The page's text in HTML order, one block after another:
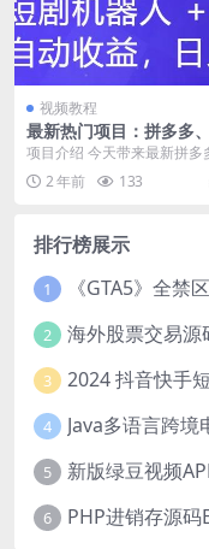
视频教程
最新热门项目：拼多多
短剧计划，结合短剧机
微信群，轻松实现自动盈
每日收入500+！
项目介绍 今天带来最新拼多
音短剧项目，利用短剧机器人
信群，实现自动...
2 年前 133
排行榜展示
1 《GTA5》全禁
2
3 2024 抖音快手
4
5 新版绿豆视频
6